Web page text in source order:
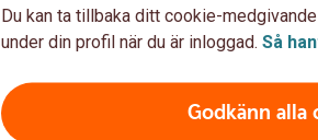
Villkor
Här finns senaste
Du kan ta tillbaka ditt cookie-
under din profil när du är inloggad. Så
Godkänn alla